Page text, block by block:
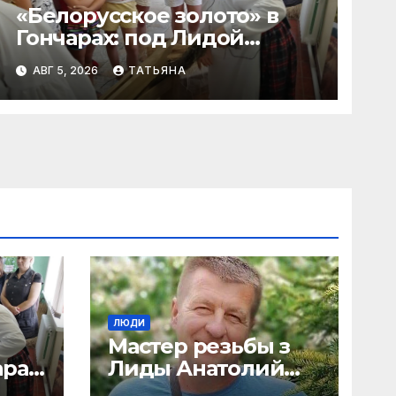
«Белорусское золото» в
Гончарах: под Лидой
возродили старинный
промысел переработки
льна
АВГ 5, 2026 ТАТЬЯНА
ЛЮДИ
Мастер резьбы з
Лиды Анатолий
Борейша: «Красота